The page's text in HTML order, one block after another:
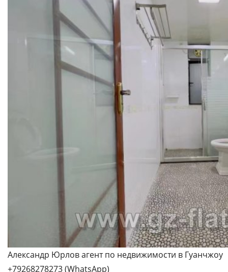
Александр Юрлов агент по недвижимости в Гуанчжоу
+79268278273 (WhatsApp)